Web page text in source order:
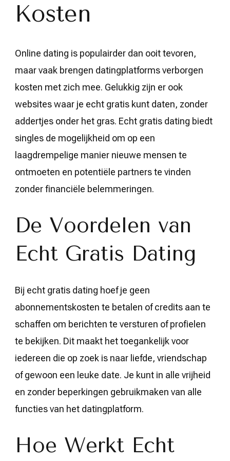
Kosten
Online dating is populairder dan ooit tevoren,
maar vaak brengen datingplatforms verborgen
kosten met zich mee. Gelukkig zijn er ook
websites waar je echt gratis kunt daten, zonder
addertjes onder het gras. Echt gratis dating biedt
singles de mogelijkheid om op een
laagdrempelige manier nieuwe mensen te
ontmoeten en potentiële partners te vinden
zonder financiële belemmeringen.
De Voordelen van
Echt Gratis Dating
Bij echt gratis dating hoef je geen
abonnementskosten te betalen of credits aan te
schaffen om berichten te versturen of profielen
te bekijken. Dit maakt het toegankelijk voor
iedereen die op zoek is naar liefde, vriendschap
of gewoon een leuke date. Je kunt in alle vrijheid
en zonder beperkingen gebruikmaken van alle
functies van het datingplatform.
Hoe Werkt Echt